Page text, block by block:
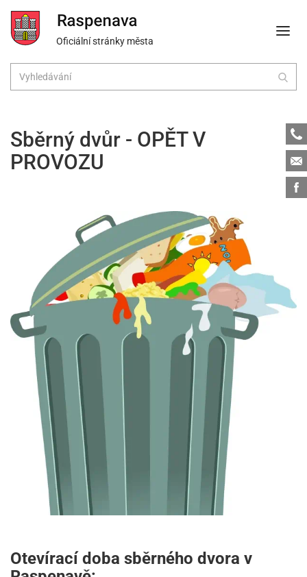
Oficiální stránky města
Sběrný dvůr - OPĚT V
PROVOZU
Otevírací doba sběrného dvora v